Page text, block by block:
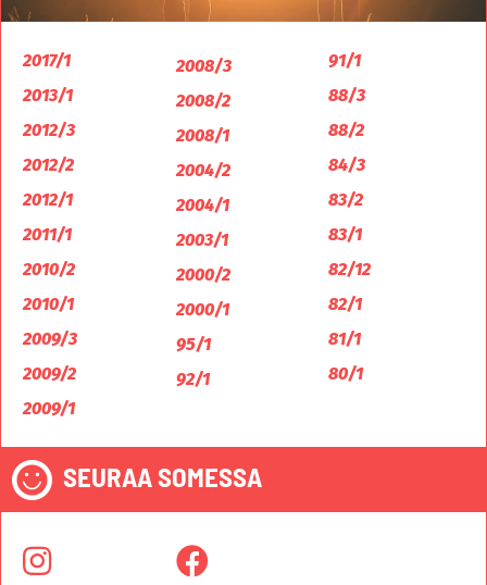
2017/1
2013/1
2012/3
2012/2
2012/1
2011/1
2010/2
2010/1
2009/3
2009/2
2009/1
2008/3
2008/2
2008/1
2004/2
2004/1
2003/1
2000/2
2000/1
95/1
92/1
91/1
88/3
88/2
84/3
83/2
83/1
82/12
82/1
81/1
80/1
SEURAA SOMESSA